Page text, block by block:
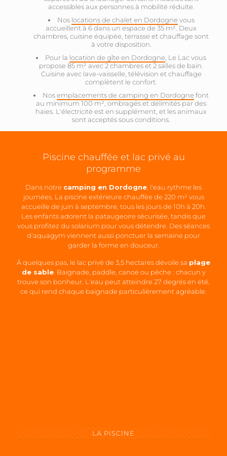
accessibles aux personnes à mobilité réduite.
Nos locations de chalet en Dordogne vous
accueillent à 6 dans un espace de 35 m². Deux
chambres, cuisine équipée, terrasse et chauffage sont
à votre disposition.
Pour la location de gîte en Dordogne , Le Lac vous
propose 85 m² avec 2 chambres et 2 salles de bain.
Cuisine avec lave-vaisselle, télévision et chauffage
complètent le confort.
Nosemplacements de camping en Dordogne font
au minimum 100 m², ombragés et délimités par des
haies. L'électricité est en supplément, et les animaux
sont acceptés sous conditions.
Piscine chauffée et lac privé au
programme
Dans notre camping en Dordogne , l'eau rythme les
journées. La piscine extérieure chauffée de 220 m² vous
accueille de juin à septembre, tous les jours de 10h à 20h.
Les enfants adorent la pataugeoire sécurisée, tandis que
vous profitez du solarium pour vous détendre. Des séances
d'aquagym viennent aussi ponctuer la semaine pour
garder la forme en douceur.
À quelques pas, le lac privé de 3,5 hectares dévoile sa plage
de sable. Baignade, paddle, canoë ou pêche : chacun y
trouve son bonheur. L'eau peut atteindre 27 degrés en été,
ce qui rend chaque baignade particulièrement agréable.
LA PISCINE